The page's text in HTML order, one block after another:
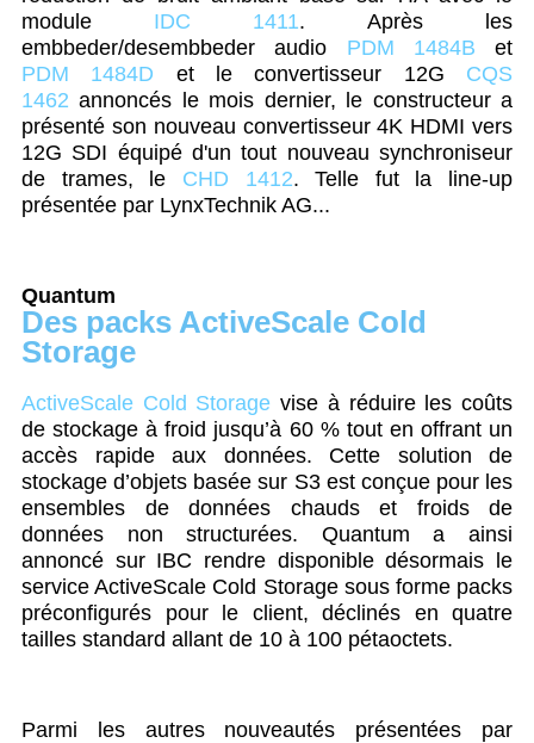
module IDC 1411. Après les
embbeder/desembbeder audio PDM 1484B et
PDM 1484D et le convertisseur 12G CQS
1462 annoncés le mois dernier, le constructeur a
présenté son nouveau convertisseur 4K HDMI vers
12G SDI équipé d'un tout nouveau synchroniseur
de trames, le
CHD 1412. Telle fut la line-up
présentée par LynxTechnik AG...
Quantum
Des packs ActiveScale Cold
Storage
ActiveScale Cold Storage vise à réduire les coûts
de stockage à froid jusqu’à 60 % tout en offrant un
accès rapide aux données. Cette solution de
stockage d’objets basée sur S3 est conçue pour les
ensembles de données chauds et froids de
données non structurées. Quantum a ainsi
annoncé sur IBC rendre disponible désormais le
service ActiveScale Cold Storage sous forme packs
préconfigurés pour le client, déclinés en quatre
tailles standard allant de 10 à 100 pétaoctets.
Parmi les autres nouveautés présentées par